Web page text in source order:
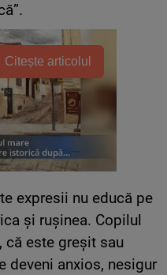
Citește articolul
expresii nu educă pe
și rușinea. Copilul
că este greșit sau
deveni anxios, nesigur